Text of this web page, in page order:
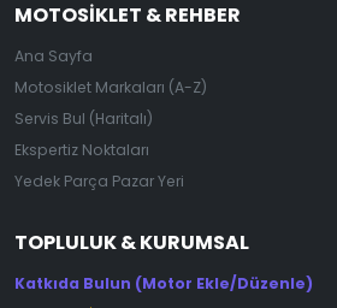
MOTOSIKLET & REHBER
Ana Sayfa
Motosiklet Markaları (A-Z)
Servis Bul (Haritalı)
Ekspertiz Noktaları
Yedek Parça Pazar Yeri
TOPLULUK & KURUMSAL
Katkıda Bulun (Motor Ekle/Düzenle)